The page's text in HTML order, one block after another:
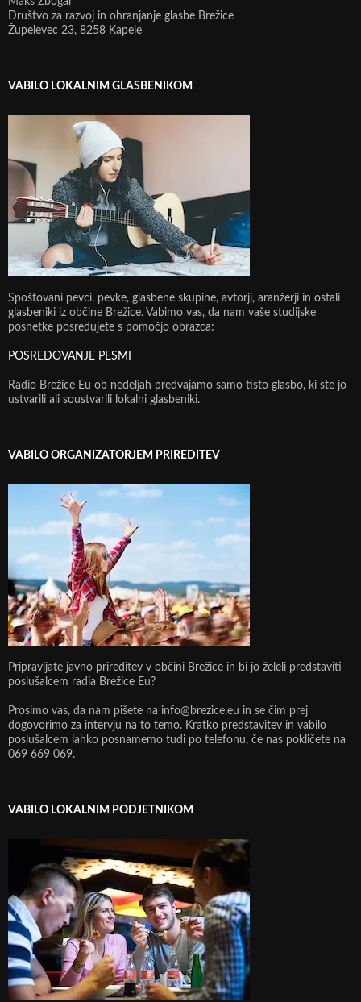
Društvo za razvoj in ohranjanje glasbe Brežice
Župelevec 23, 8258 Kapele
VABILO LOKALNIM GLASBENIKOM
Spoštovani pevci, pevke, glasbene skupine, avtorji, aranžerji in ostali
glasbeniki iz občine Brežice. Vabimo vas, da nam vaše studijske
posnetke posredujete s pomočjo obrazca:
POSREDOVANJE PESMI
Radio Brežice Eu ob nedeljah predvajamo samo tisto glasbo, ki ste jo
ustvarili ali soustvarili lokalni glasbeniki.
VABILO ORGANIZATORJEM PRIREDITEV
Pripravljate javno prireditev v občini Brežice in bi jo želeli predstaviti
poslušalcem radia Brežice Eu?
Prosimo vas, da nam pišete na info@brezice.eu in se čim prej
dogovorimo za intervju na to temo. Kratko predstavitev in vabilo
poslušalcem lahko posnamemo tudi po telefonu, če nas pokličete na
069 669 069.
VABILO LOKALNIM PODJETNIKOM